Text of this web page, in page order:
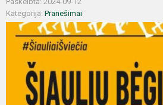
Kategorija: Pranešimai